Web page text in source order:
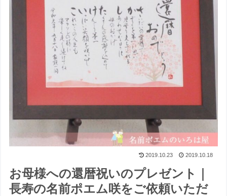
2019.10.23 2019.10.18
お母様への還暦祝いのプレゼント｜
長寿の名前ポエム咲をご依頼いただ